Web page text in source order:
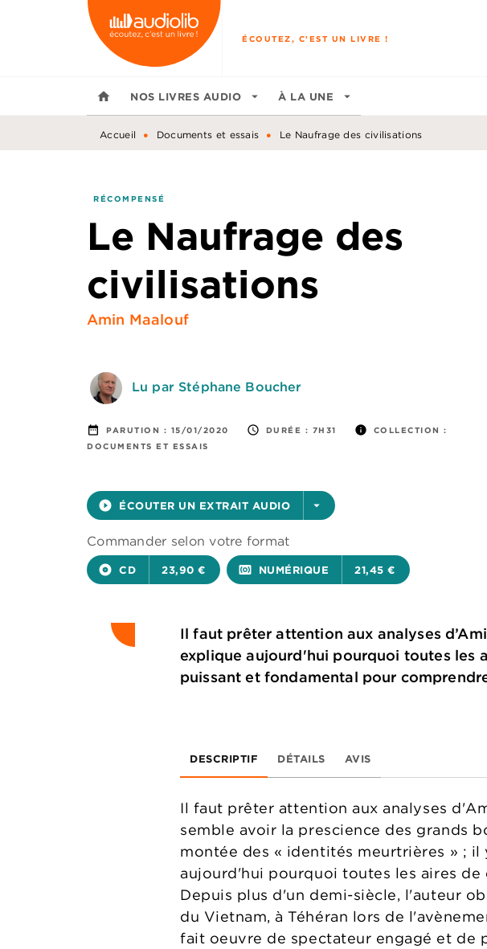
MENU RECHERCHE
ÉCOUTEZ, C'EST UN LIVRE !
home NOS LIVRES AUDIO arrow_drop_down À LA UNE arrow_drop_down
Accueil • Documents et essais • Le Naufrage des civilisations
RÉCOMPENSÉ
Le Naufrage des
civilisations
Amin Maalouf
Lu par Stéphane Boucher
date_range PARUTION : 15/01/2020 access_time DURÉE : 7H31 info
COLLECTION :
DOCUMENTS ET ESSAIS
play_circle_filled ÉCOUTER UN EXTRAIT AUDIO arrow_drop_down
Commander selon votre format
album CD 23,90 € surround_sound NUMÉRIQUE 21,45 €
Il faut prêter attention aux analyses
explique aujourd'hui pourquoi toutes les
puissant et fondamental pour
DESCRIPTIF DÉTAILS AVIS
Il faut prêter attention aux analyses
semble avoir la prescience des grands
montée des « identités meurtrières » ;
aujourd'hui pourquoi toutes les aires
Depuis plus d'un demi-siècle, l'auteur
du Vietnam, à Téhéran lors de
fait oeuvre de spectateur engagé et de